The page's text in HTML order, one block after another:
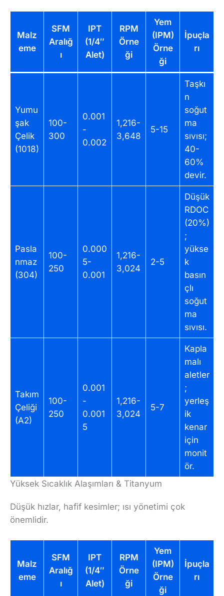
Malz
eme
SFM
Aralığ
ı
IPT
(1/4″
Alet)
RPM
Örne
ği
Yem
(IPM)
Örne
ği
İpuçla
rı
Yumu
şak
Çelik
(1018)
100-
300
0.001
-
0.002
1,216-
3,648
5-15
Taşkı
n
soğut
ma
sıvısı;
40-
60%
devir.
Pasla
nmaz
(304)
100-
250
0.000
5-
0.001
1,216-
3,024
2-5
Düşük
RDOC
(20%)
;
yükse
k
basın
çlı
soğut
ma
sıvısı.
Takım
Çeliği
(A2)
100-
250
0.001
-
0.001
5
1,216-
3,024
5-7
Kapla
malı
aletler
;
yerleş
ik
kenar
için
monit
ör.
Yüksek Sıcaklık Alaşımları & Titanyum
Düşük hızlar, hafif kesimler; ısı yönetimi çok
önemlidir.
Malz
eme
SFM
Aralığ
ı
IPT
(1/4″
Alet)
RPM
Örne
ği
Yem
(IPM)
Örne
ği
İpuçla
rı